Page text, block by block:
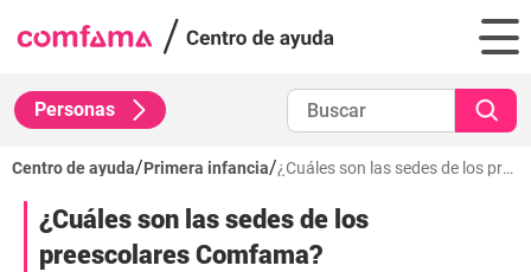
Personas
Centro de ayuda/Primera infancia/ ¿Cuáles son las sedes de los preescolares Comfama?
¿Cuáles son las sedes de los
preescolares Comfama?